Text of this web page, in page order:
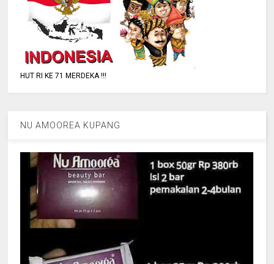
HUT RI KE 71 MERDEKA !!!
NU AMOOREA KUPANG